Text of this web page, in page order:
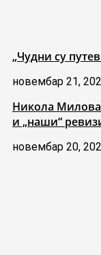
„Чудни су
новембар 21,
Никола
и „наши“
новембар 20,